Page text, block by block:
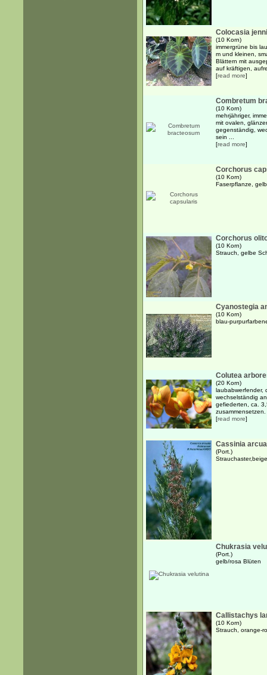
Colocasia
(10 Korn)
immergrüne bis
m und kleinen,
Blättern mit
auf kräftigen,
[read more]
Combretum
(10 Korn)
mehrjähriger,
mit ovalen,
gegenständig,
sein ...
[read more]
Corchorus
(10 Korn)
Faserpflanze,
Corchorus
(10 Korn)
Strauch, gelbe
Cyanostegia
(10 Korn)
blau-
Colutea
(20 Korn)
laubabwerfender,
wechselständig
gefiederten, ca.
[read more]
Cassinia
(Port.)
Chukrasia
(Port.)
gelb/rosa Blüten
Callistachys
(10 Korn)
Strauch, orange-